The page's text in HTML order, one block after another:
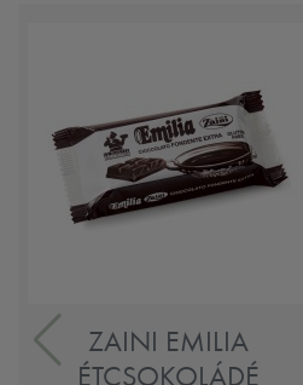
ZAINI EMILIA
ÉTCSOKOLÁDÉ